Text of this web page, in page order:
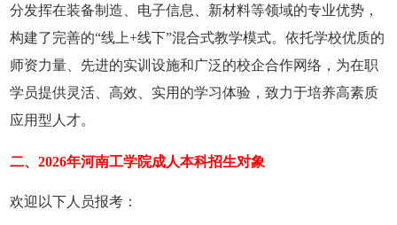
分发挥在装备制造、电子信息、新材料等领域的专业优势，
构建了完善的“线上+线下”混合式教学模式。依托学校优质的
师资力量、先进的实训设施和广泛的校企合作网络，为在职
学员提供灵活、高效、实用的学习体验，致力于培养高素质
应用型人才。
二、2026年‌河南工学院成人本科招生对象
欢迎以下人员报考：